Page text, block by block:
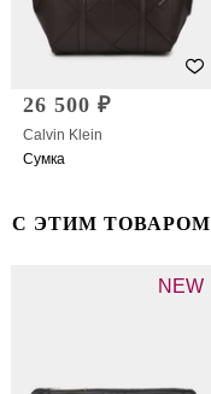
26 500 ₽
Calvin Klein
Сумка
С ЭТИМ
NEW